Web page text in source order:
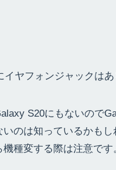
イヤフォンジャックはあ
S20にもないので
いのは知っているかも
種変する際は注意です